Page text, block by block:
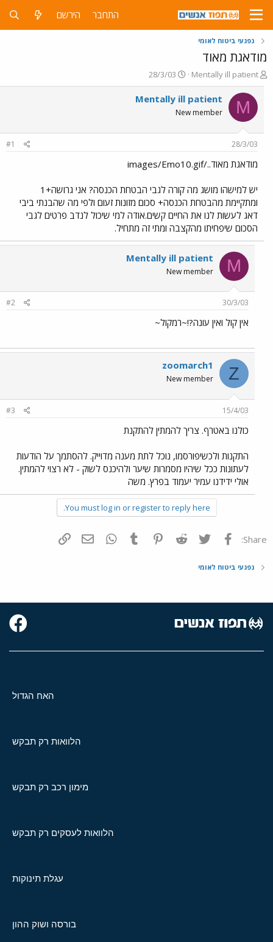
התחבר הירשם
נפגעי ביטוח לאומי
מודאגת מאוד
פ
ו
ת
ח
ה
ש
א
Mentally ill patient
פ
ו
ר
ס
ם
ר
28/3/03
M
Mentally ill patient
New member
28/3/03
#1
מודאגת מאוד../images/Emo10.gif
יש למישהו מושג מה קורה לגבי הבטחת הכנסה? אני גרושה+1
ומתקיימת מהבטחת הכנסה+ סכום מזונות זעום ולפי מה שהבנתי ביבי
דאג לעשות לנו את החיים קשים.אודה למי שיכול לנדב פרטים לגבי
הסכום שיפחיתו מהקצבה ומתי זה מתחיל.
M
Mentally ill patient
New member
30/3/03
#2
אין קול ואין עונה?!~רמקול~
Z
zoomarch1
New member
15/4/03
#3
כולנו באטרף. צריך להמתין להתקנת
התקנות ולכשיפורסמו, נוכל לתת מענה מדוייק. להסתמך על הודעות
לעתונות ככל שיהיו מסמרות שיער ולהיכנס לשוק - לא רצוי להמתין.
אולי ידידנו עמיר יעמוד בפרץ. משה
You must log in or register to reply here.
Share: פייסבוק Twitter
Reddit
Pinterest
Tumblr
WhatsAppדואר אלקטרוני
נפגעי ביטוח לאומי
האח הגדול
הלוואות רק תבקש
מימון רכב רק תבקש
הלוואות לעסקים רק תבקש
עגלת תינוקות
בורסה ושוק ההון